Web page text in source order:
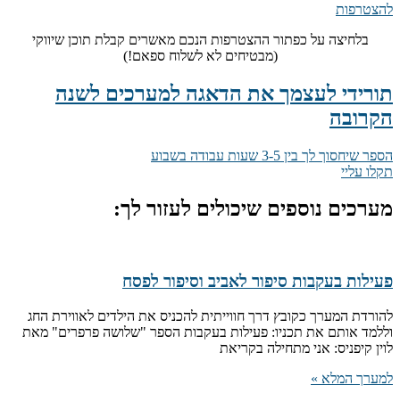
להצטרפות
בלחיצה על כפתור ההצטרפות הנכם מאשרים קבלת תוכן שיווקי
(מבטיחים לא לשלוח ספאם!)
תורידי לעצמך את הדאגה למערכים לשנה
הקרובה
הספר שיחסוך לך בין 3-5 שעות עבודה בשבוע
תקלו עליי
מערכים נוספים שיכולים לעזור לך:
פעילות בעקבות סיפור לאביב וסיפור לפסח
להורדת המערך כקובץ דרך חווייתית להכניס את הילדים לאווירת החג
וללמד אותם את תכניו: פעילות בעקבות הספר "שלושה פרפרים" מאת
לוין קיפניס: אני מתחילה בקריאת
למערך המלא »